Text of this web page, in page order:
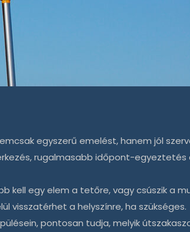
egyszerű emelést, hanem jól
rugalmasabb időpont-egyeztetés
kell egy elem a tetőre, vagy csúszik a
visszatérhet a helyszínre, ha szükséges.
pontosan tudja, melyik